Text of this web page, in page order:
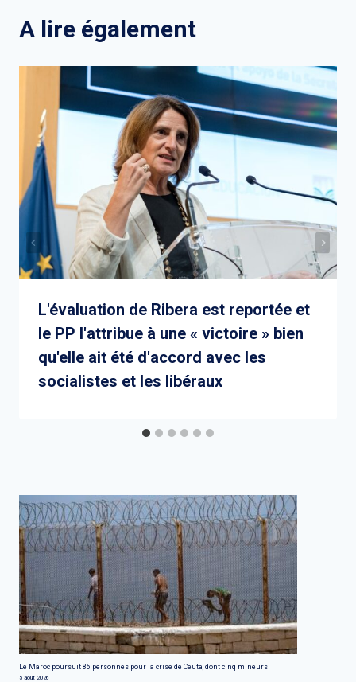
A lire également
L'évaluation de Ribera est reportée et
le PP l'attribue à une « victoire » bien
qu'elle ait été d'accord avec les
socialistes et les libéraux
Le Maroc poursuit 86 personnes pour la crise de Ceuta, dont cinq mineurs
5 août 2026